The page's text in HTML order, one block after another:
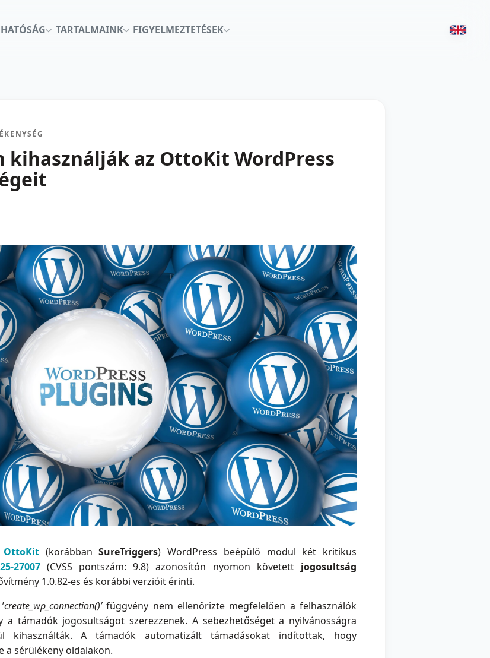
HATÓSÁG TARTALMAINK FIGYELMEZTETÉSEK
az OttoKit WordPress
OttoKit (korábbanSureTriggers) WordPress beépülő modul két kritikus
27007(CVSS pontszám: 9.8) azonosítón nyomon követett jogosultság
1.0.82-es és korábbi verzióit érinti.
create_wp_connection()’függvény nem ellenőrizte megfelelően a felhasználók
támadók jogosultságot szerezzenek. A sebezhetőséget a nyilvánosságra
kihasználták. A támadók automatizált támadásokat indítottak, hogy
sérülékeny oldalakon.